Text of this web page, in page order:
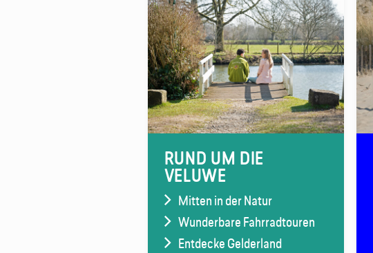
RUND UM DIE
VELUWE
Mitten in der Natur
Wunderbare Fahrradtouren
Entdecke Gelderland